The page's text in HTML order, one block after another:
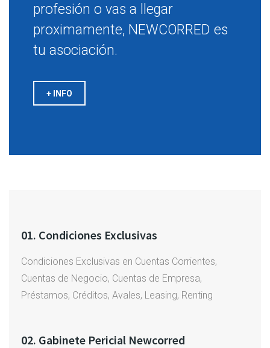
profesión o vas a llegar
proximamente, NEWCORRED es
tu asociación.
+ INFO
01. Condiciones Exclusivas
Condiciones Exclusivas en Cuentas Corrientes,
Cuentas de Negocio, Cuentas de Empresa,
Préstamos, Créditos, Avales, Leasing, Renting
02. Gabinete Pericial Newcorred